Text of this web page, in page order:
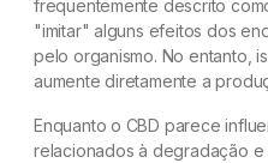
frequentemente descrito
"imitar" alguns efeitos dos
pelo organismo. No entanto,
aumente diretamente a
Enquanto o CBD parece
relacionados à degradação